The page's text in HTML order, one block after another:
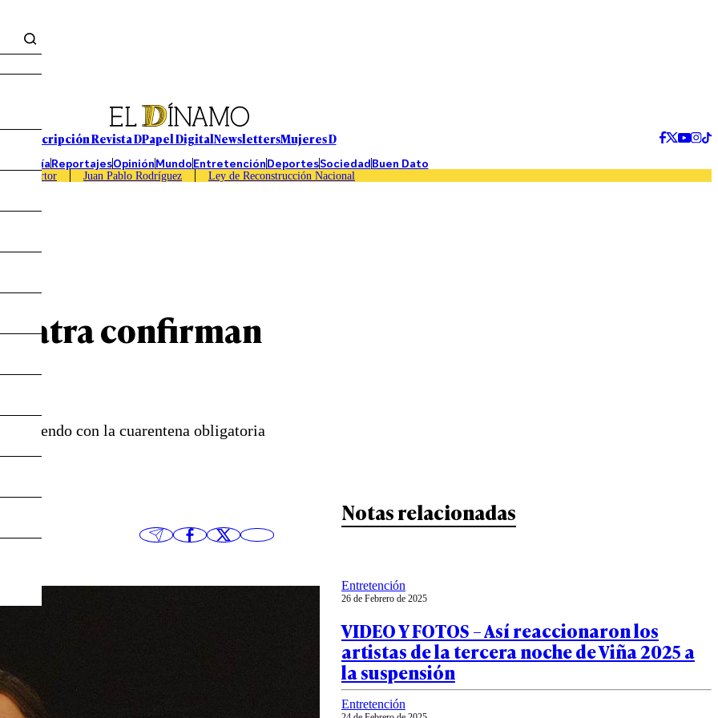
Suscripción Revista DPapel DigitalNewslettersMujeres D
EconomíaReportajesOpiniónMundoEntretenciónDeportesSociedadBuen Dato
Caso Sartor Juan Pablo Rodríguez Ley de Reconstrucción Nacional
Yatra confirman
con la cuarentena obligatoria
Notas relacionadas
Entretención
26 de Febrero de 2025
VIDEO Y FOTOS – Así reaccionaron los
artistas de la tercera noche de Viña 2025 a
la suspensión
Entretención